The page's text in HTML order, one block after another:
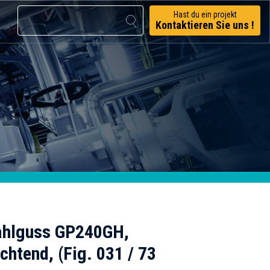
Hast du ein projekt
Kontaktieren Sie uns !
GP240GH,
(Fig. 031 / 73